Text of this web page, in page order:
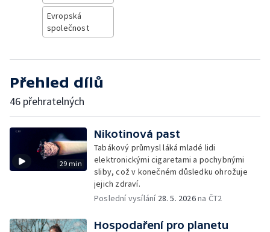
Evropská
společnost
Přehled dílů
46 přehratelných
29 min
Nikotinová past
Tabákový průmysl láká mladé lidi
elektronickými cigaretami a pochybnými
sliby, což v konečném důsledku ohrožuje
jejich zdraví.
Poslední vysílání 28. 5. 2026na ČT2
Hospodaření pro planetu